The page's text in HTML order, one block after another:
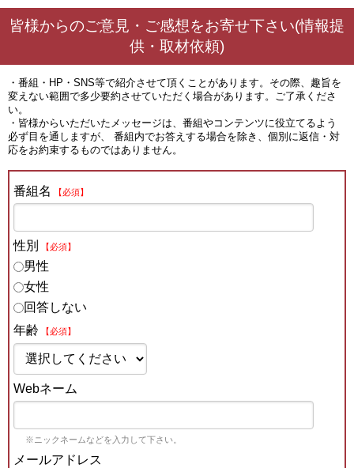
皆様からのご意見・ご感想をお寄せ下さい(情報提
供・取材依頼)
・番組・HP・SNS等で紹介させて頂くことがあります。その際、趣旨を
変えない範囲で多少要約させていただく場合があります。ご了承くださ
い。
・皆様からいただいたメッセージは、番組やコンテンツに役立てるよう
必ず目を通しますが、 番組内でお答えする場合を除き、個別に返信・対
応をお約束するものではありません。
番組名 【必須】
性別 【必須】
男性
女性
回答しない
年齢
【必須】
Webネーム
※ニックネームなどを入力して下さい。
メールアドレス